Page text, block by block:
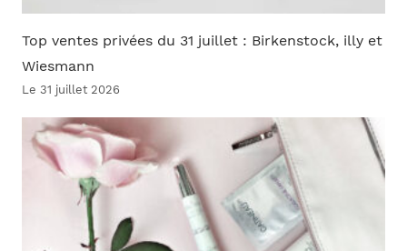
Top ventes privées du 31 juillet : Birkenstock, illy et
Wiesmann
Le 31 juillet 2026